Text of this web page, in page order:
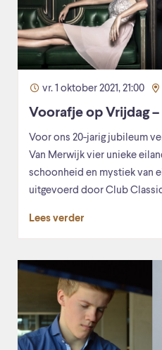
vr. 1 oktober 2021, 21:00
Voorafje op Vrijdag –
Voor ons 20-jarig jubileum
Van Merwijk vier unieke
schoonheid en mystiek van
uitgevoerd door Club
Lees verder